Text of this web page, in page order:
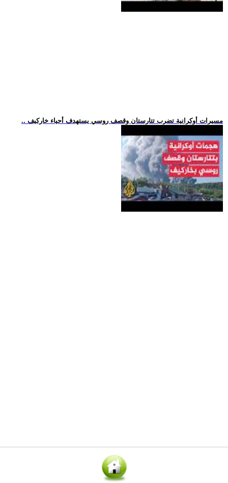
.. مسيرات أوكرانية تضرب تتارستان وقصف روسي يستهدف أحياء خاركيف